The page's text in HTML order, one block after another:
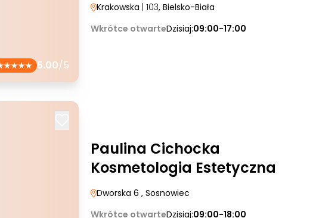
5.00/5
Krakowska | 103, Bielsko-Biała
Wkrótce otwarteDzisiaj:09:00-17:00
Paulina Cichocka
Kosmetologia Estetyczna
Dworska 6 , Sosnowiec
Wkrótce otwarteDzisiaj:09:00-18:00